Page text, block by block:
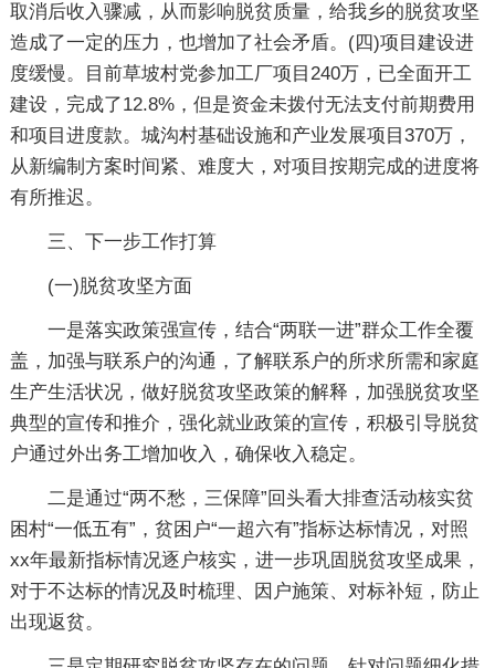
取消后收入骤减，从而影响脱贫质量，给我乡的脱贫攻坚
造成了一定的压力，也增加了社会矛盾。(四)项目建设进
度缓慢。目前草坡村党参加工厂项目240万，已全面开工
建设，完成了12.8%，但是资金未拨付无法支付前期费用
和项目进度款。城沟村基础设施和产业发展项目370万，
从新编制方案时间紧、难度大，对项目按期完成的进度将
有所推迟。
三、下一步工作打算
(一)脱贫攻坚方面
一是落实政策强宣传，结合“两联一进”群众工作全覆
盖，加强与联系户的沟通，了解联系户的所求所需和家庭
生产生活状况，做好脱贫攻坚政策的解释，加强脱贫攻坚
典型的宣传和推介，强化就业政策的宣传，积极引导脱贫
户通过外出务工增加收入，确保收入稳定。
二是通过“两不愁，三保障”回头看大排查活动核实贫
困村“一低五有”，贫困户“一超六有”指标达标情况，对照
xx年最新指标情况逐户核实，进一步巩固脱贫攻坚成果，
对于不达标的情况及时梳理、因户施策、对标补短，防止
出现返贫。